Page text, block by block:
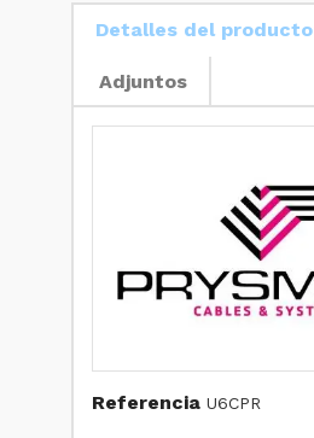
Detalles del producto
Adjuntos
Referencia U6CPR